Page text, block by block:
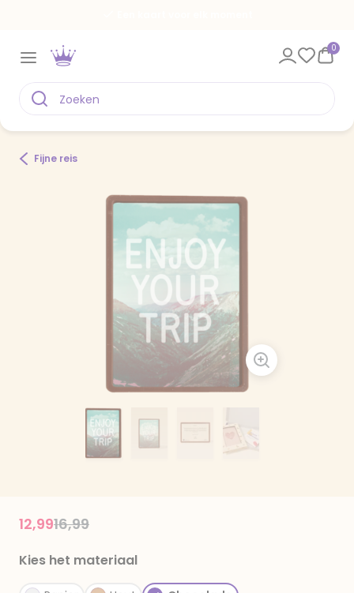
0
Fijne reis
Price reduced from
16,99to
12,99
Kies het materiaal